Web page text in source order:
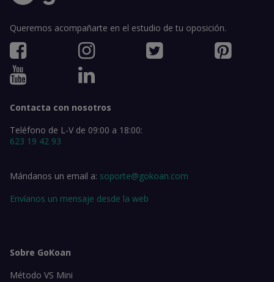
Queremos acompañarte en el estudio de tu oposición.
Contacta con nosotros
Teléfono de L-V de 09:00 a 18:00:
623 19 42 93
Mándanos un email a: soporte@gokoan.com
Envíanos un mensaje desde la web
Sobre GoKoan
Método VS Mini